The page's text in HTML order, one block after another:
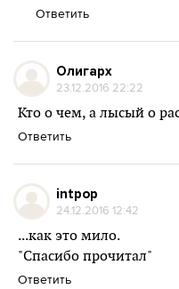
Ответить
Олигарх
23.12.2016 22:22
Кто о чем, а лысый о
Ответить
intpop
24.12.2016 12:42
...как это мило.
"Спасибо прочитал"
Ответить